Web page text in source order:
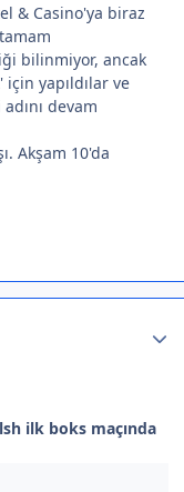
& Casino'ya biraz
bilinmiyor, ancak
yapıldılar ve
devam
Akşam 10'da
ilk boks maçında